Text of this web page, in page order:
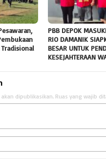
PBB DEPOK
RIO DAMANIK
BESAR UNTUK
KESEJAHTERAAN
dipublikasikan. Ruas yang wajib